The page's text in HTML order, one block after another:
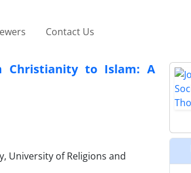
Contact Us
Christianity to Islam: A
University of Religions and